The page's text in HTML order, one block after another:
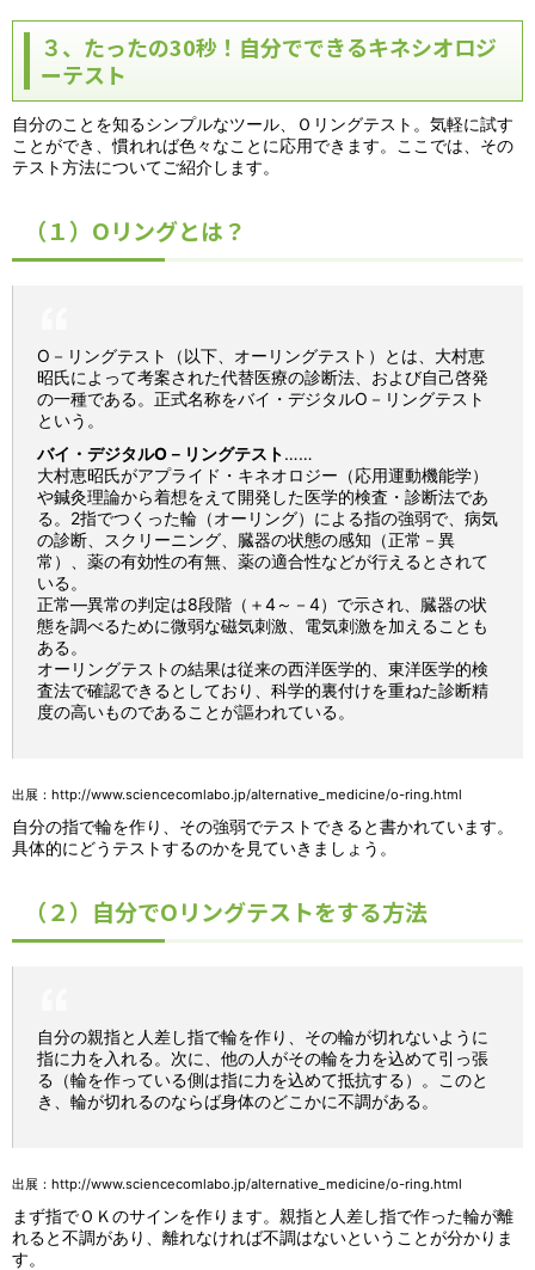
３、たったの30秒！自分でできるキネシオロジ
ーテスト
自分のことを知るシンプルなツール、Ｏリングテスト。気軽に試す
ことができ、慣れれば色々なことに応用できます。ここでは、その
テスト方法についてご紹介します。
（１）Oリングとは？
O－リングテスト（以下、オーリングテスト）とは、大村恵
昭氏によって考案された代替医療の診断法、および自己啓発
の一種である。正式名称をバイ・デジタルO－リングテスト
という。
バイ・デジタルO－リングテスト……
大村恵昭氏がアプライド・キネオロジー（応用運動機能学）
や鍼灸理論から着想をえて開発した医学的検査・診断法であ
る。2指でつくった輪（オーリング）による指の強弱で、病気
の診断、スクリーニング、臓器の状態の感知（正常－異
常）、薬の有効性の有無、薬の適合性などが行えるとされて
いる。
正常―異常の判定は8段階（＋4～－4）で示され、臓器の状
態を調べるために微弱な磁気刺激、電気刺激を加えることも
ある。
オーリングテストの結果は従来の西洋医学的、東洋医学的検
査法で確認できるとしており、科学的裏付けを重ねた診断精
度の高いものであることが謳われている。
出展： http://www.sciencecomlabo.jp/alternative_medicine/o-ring.html
自分の指で輪を作り、その強弱でテストできると書かれています。
具体的にどうテストするのかを見ていきましょう。
（２）自分でOリングテストをする方法
自分の親指と人差し指で輪を作り、その輪が切れないように
指に力を入れる。次に、他の人がその輪を力を込めて引っ張
る（輪を作っている側は指に力を込めて抵抗する）。このと
き、輪が切れるのならば身体のどこかに不調がある。
出展： http://www.sciencecomlabo.jp/alternative_medicine/o-ring.html
まず指でＯＫのサインを作ります。親指と人差し指で作った輪が離
れると不調があり、離れなければ不調はないということが分かりま
す。